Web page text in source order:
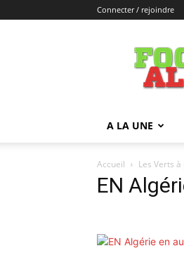
Connecter / rejoindre
A LA UNE
Accueil Les Verts
EN